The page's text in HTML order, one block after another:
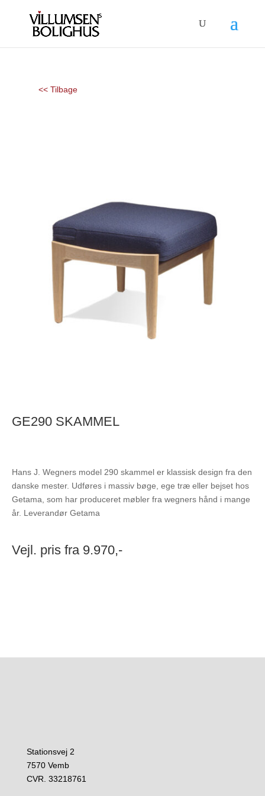
<< Tilbage
GE290 SKAMMEL
Hans J. Wegners model 290 skammel er klassisk design fra den
danske mester. Udføres i massiv bøge, ege træ eller bejset hos
Getama, som har produceret møbler fra wegners hånd i mange
år. Leverandør Getama
Vejl. pris fra 9.970,-
Stationsvej 2
7570 Vemb
CVR. 33218761